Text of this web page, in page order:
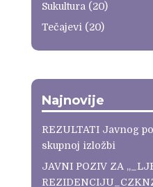
Sukultura (20)
Tečajevi (20)
Najnovije
REZULTATI Javnog
skupnoj izložbi
JAVNI POZIV ZA